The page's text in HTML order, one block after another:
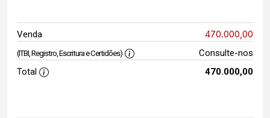
Venda 470.000,00
(ITBI, Registro, Escritura e Certidões)
Consulte-nos
Total
470.000,00